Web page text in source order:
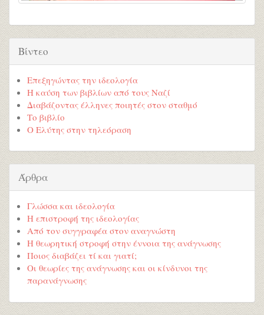
Βίντεο
Επεξηγώντας την ιδεολογία
Η καύση των βιβλίων από τους Ναζί
Διαβάζοντας έλληνες ποιητές στον σταθμό
Το βιβλίο
Ο Ελύτης στην τηλεόραση
Άρθρα
Γλώσσα και ιδεολογία
Η επιστροφή της ιδεολογίας
Από τον συγγραφέα στον αναγνώστη
Η θεωρητική στροφή στην έννοια της ανάγνωσης
Ποιος διαβάζει τί και γιατί;
Οι θεωρίες της ανάγνωσης και οι κίνδυνοι της
παρανάγνωσης